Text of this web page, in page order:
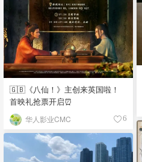
🇬🇧《八仙！》主创来英国啦！
首映礼抢票开启⏰
华人影业CMC 6